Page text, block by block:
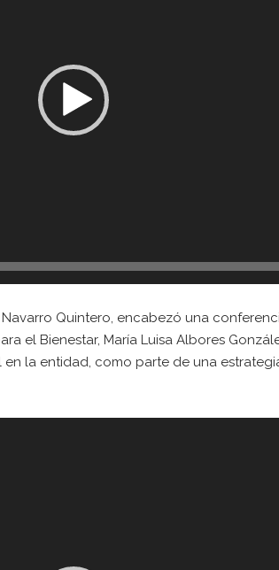
Quintero, encabezó una
el Bienestar, María Luisa Albores
la entidad, como parte de una